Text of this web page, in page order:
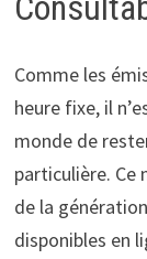
Comme les
heure fixe, il
monde de
particulière. Ce
de la
disponibles en